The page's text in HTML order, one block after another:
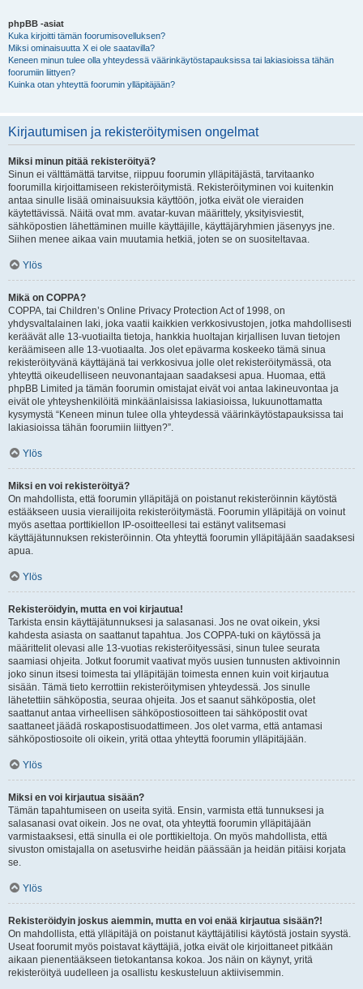
phpBB -asiat
Kuka kirjoitti tämän foorumisovelluksen?
Miksi ominaisuutta X ei ole saatavilla?
Keneen minun tulee olla yhteydessä väärinkäytöstapauksissa tai lakiasioissa tähän
foorumiin liittyen?
Kuinka otan yhteyttä foorumin ylläpitäjään?
Kirjautumisen ja rekisteröitymisen ongelmat
Miksi minun pitää rekisteröityä?
Sinun ei välttämättä tarvitse, riippuu foorumin ylläpitäjästä, tarvitaanko
foorumilla kirjoittamiseen rekisteröitymistä. Rekisteröityminen voi kuitenkin
antaa sinulle lisää ominaisuuksia käyttöön, jotka eivät ole vieraiden
käytettävissä. Näitä ovat mm. avatar-kuvan määrittely, yksityisviestit,
sähköpostien lähettäminen muille käyttäjille, käyttäjäryhmien jäsenyys jne.
Siihen menee aikaa vain muutamia hetkiä, joten se on suositeltavaa.
Ylös
Mikä on COPPA?
COPPA, tai Children’s Online Privacy Protection Act of 1998, on
yhdysvaltalainen laki, joka vaatii kaikkien verkkosivustojen, jotka mahdollisesti
keräävät alle 13-vuotiailta tietoja, hankkia huoltajan kirjallisen luvan tietojen
keräämiseen alle 13-vuotiaalta. Jos olet epävarma koskeeko tämä sinua
rekisteröityvänä käyttäjänä tai verkkosivua jolle olet rekisteröitymässä, ota
yhteyttä oikeudelliseen neuvonantajaan saadaksesi apua. Huomaa, että
phpBB Limited ja tämän foorumin omistajat eivät voi antaa lakineuvontaa ja
eivät ole yhteyshenkilöitä minkäänlaisissa lakiasioissa, lukuunottamatta
kysymystä “Keneen minun tulee olla yhteydessä väärinkäytöstapauksissa tai
lakiasioissa tähän foorumiin liittyen?”.
Ylös
Miksi en voi rekisteröityä?
On mahdollista, että foorumin ylläpitäjä on poistanut rekisteröinnin käytöstä
estääkseen uusia vierailijoita rekisteröitymästä. Foorumin ylläpitäjä on voinut
myös asettaa porttikiellon IP-osoitteellesi tai estänyt valitsemasi
käyttäjätunnuksen rekisteröinnin. Ota yhteyttä foorumin ylläpitäjään saadaksesi
apua.
Ylös
Rekisteröidyin, mutta en voi kirjautua!
Tarkista ensin käyttäjätunnuksesi ja salasanasi. Jos ne ovat oikein, yksi
kahdesta asiasta on saattanut tapahtua. Jos COPPA-tuki on käytössä ja
määrittelit olevasi alle 13-vuotias rekisteröityessäsi, sinun tulee seurata
saamiasi ohjeita. Jotkut foorumit vaativat myös uusien tunnusten aktivoinnin
joko sinun itsesi toimesta tai ylläpitäjän toimesta ennen kuin voit kirjautua
sisään. Tämä tieto kerrottiin rekisteröitymisen yhteydessä. Jos sinulle
lähetettiin sähköpostia, seuraa ohjeita. Jos et saanut sähköpostia, olet
saattanut antaa virheellisen sähköpostiosoitteen tai sähköpostit ovat
saattaneet jäädä roskapostisuodattimeen. Jos olet varma, että antamasi
sähköpostiosoite oli oikein, yritä ottaa yhteyttä foorumin ylläpitäjään.
Ylös
Miksi en voi kirjautua sisään?
Tämän tapahtumiseen on useita syitä. Ensin, varmista että tunnuksesi ja
salasanasi ovat oikein. Jos ne ovat, ota yhteyttä foorumin ylläpitäjään
varmistaaksesi, että sinulla ei ole porttikieltoja. On myös mahdollista, että
sivuston omistajalla on asetusvirhe heidän päässään ja heidän pitäisi korjata
se.
Ylös
Rekisteröidyin joskus aiemmin, mutta en voi enää kirjautua sisään?!
On mahdollista, että ylläpitäjä on poistanut käyttäjätilisi käytöstä jostain syystä.
Useat foorumit myös poistavat käyttäjiä, jotka eivät ole kirjoittaneet pitkään
aikaan pienentääkseen tietokantansa kokoa. Jos näin on käynyt, yritä
rekisteröityä uudelleen ja osallistu keskusteluun aktiivisemmin.